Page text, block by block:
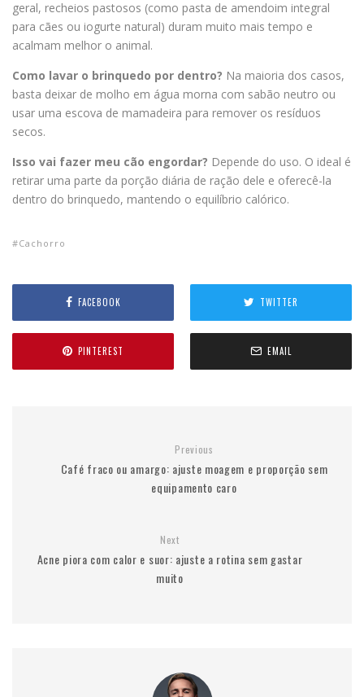
geral, recheios pastosos (como pasta de amendoim integral
para cães ou iogurte natural) duram muito mais tempo e
acalmam melhor o animal.
Como lavar o brinquedo por dentro? Na maioria dos casos,
basta deixar de molho em água morna com sabão neutro ou
usar uma escova de mamadeira para remover os resíduos
secos.
Isso vai fazer meu cão engordar? Depende do uso. O ideal é
retirar uma parte da porção diária de ração dele e oferecê-la
dentro do brinquedo, mantendo o equilíbrio calórico.
Cachorro
FACEBOOK TWITTER
PINTEREST EMAIL
Previous
Café fraco ou amargo: ajuste moagem e proporção sem
equipamento caro
Next
Acne piora com calor e suor: ajuste a rotina sem gastar
muito